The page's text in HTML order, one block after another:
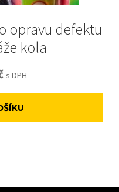
opravu defektu
kola
Current
price
is:
s DPH